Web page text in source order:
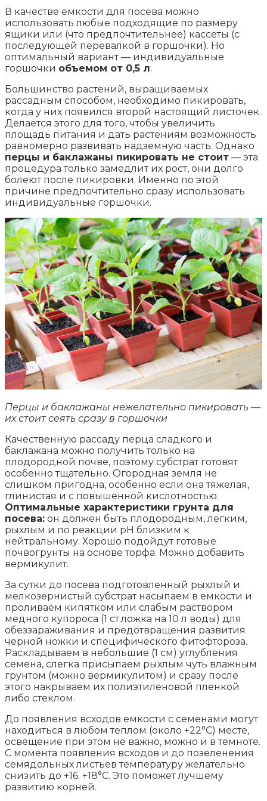
В качестве емкости для посева можно
использовать любые подходящие по размеру
ящики или (что предпочтительнее) кассеты (с
последующей перевалкой в горшочки). Но
оптимальный вариант — индивидуальные
горшочки объемом от 0,5 л.
Большинство растений, выращиваемых
рассадным способом, необходимо пикировать,
когда у них появился второй настоящий листочек.
Делается этого для того, чтобы увеличить
площадь питания и дать растениям возможность
равномерно развивать надземную часть. Однако
перцы и баклажаны пикировать не стоит — эта
процедура только замедлит их рост, они долго
болеют после пикировки. Именно по этой
причине предпочтительно сразу использовать
индивидуальные горшочки.
Перцы и баклажаны нежелательно пикировать —
их стоит сеять сразу в горшочки
Качественную рассаду перца сладкого и
баклажана можно получить только на
плодородной почве, поэтому субстрат готовят
особенно тщательно. Огородная земля не
слишком пригодна, особенно если она тяжелая,
глинистая и с повышенной кислотностью.
Оптимальные характеристики грунта для
посева: он должен быть плодородным, легким,
рыхлым и по реакции pH близким к
нейтральному. Хорошо подойдут готовые
почвогрунты на основе торфа. Можно добавить
вермикулит.
За сутки до посева подготовленный рыхлый и
мелкозернистый субстрат насыпаем в емкости и
проливаем кипятком или слабым раствором
медного купороса (1 ст.ложка на 10 л воды) для
обеззараживания и предотвращения развития
черной ножки и специфического фитофтороза.
Раскладываем в небольшие (1 см) углубления
семена, слегка присыпаем рыхлым чуть влажным
грунтом (можно вермикулитом) и сразу после
этого накрываем их полиэтиленовой пленкой
либо стеклом.
До появления всходов емкости с семенами могут
находиться в любом теплом (около +22°C) месте,
освещение при этом не важно, можно и в темноте.
С момента появления всходов и до позеленения
семядольных листьев температуру желательно
снизить до +16. +18°C. Это поможет лучшему
развитию корней.